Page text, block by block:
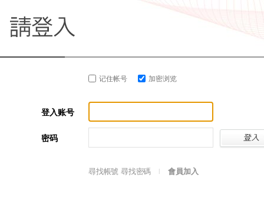
记住帐号 加密浏览
登入账号
密码
尋找帳號 尋找密碼 會員加入